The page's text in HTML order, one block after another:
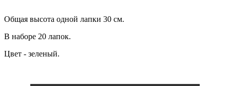
Общая высота одной лапки 30 см.
В наборе 20 лапок.
Цвет - зеленый.